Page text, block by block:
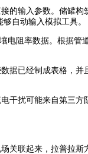
输入参数。储罐构
自动输入模拟工具。
阻率数据。根据管
已经制成表格，并
扰可能来自第三方
联起来，拉普拉斯